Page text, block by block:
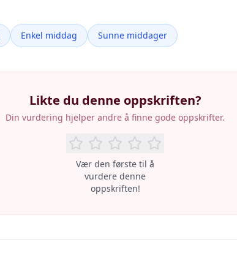
Enkel middag Sunne middager
Likte du denne oppskriften?
Din vurdering hjelper andre å finne gode oppskrifter.
Vær den første til å
vurdere denne
oppskriften!